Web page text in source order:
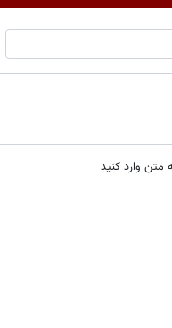
متن وارد کنید